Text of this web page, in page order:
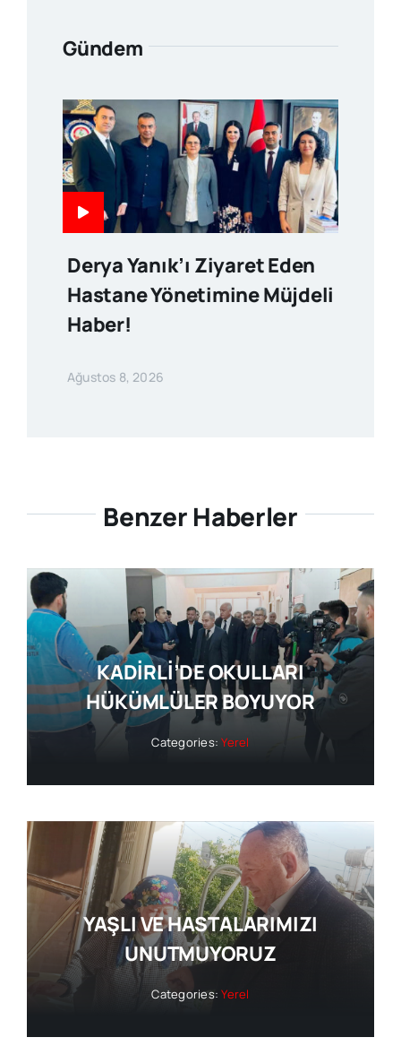
Gündem
Derya Yanık’ı Ziyaret Eden
Hastane Yönetimine Müjdeli
Haber!
Ağustos 8, 2026
Benzer Haberler
KADİRLİ’DE OKULLARI
HÜKÜMLÜLER BOYUYOR
Categories:Yerel
YAŞLI VE HASTALARIMIZI
UNUTMUYORUZ
Categories:Yerel